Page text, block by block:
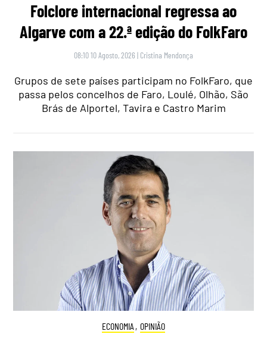
Folclore internacional regressa ao
Algarve com a 22.ª edição do FolkFaro
08:10 10 Agosto, 2026 | Cristina Mendonça
Grupos de sete países participam no FolkFaro, que
passa pelos concelhos de Faro, Loulé, Olhão, São
Brás de Alportel, Tavira e Castro Marim
ECONOMIA , OPINIÃO